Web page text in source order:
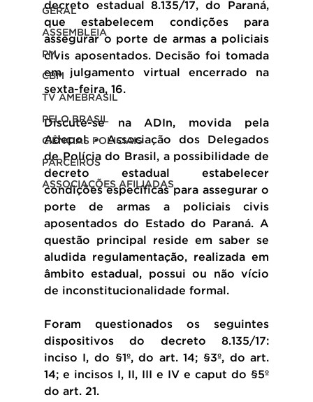
GERAL
ASSEMBLEIA
PM
CBM
TV AMEBRASIL
PELO BRASIL
CIÊNCIAS POLICIAIS
PARCEIROS
ASSOCIAÇÕES AFILIADAS
decreto estadual 8.135/17, do Paraná,
que estabelecem condições para
assegurar o porte de armas a policiais
civis aposentados. Decisão foi tomada
em julgamento virtual encerrado na
sexta-feira, 16.
Discute-se na ADIn, movida pela
Adepol - Associação dos Delegados
de Polícia do Brasil, a possibilidade de
decreto estadual estabelecer
condições específicas para assegurar o
porte de armas a policiais civis
aposentados do Estado do Paraná. A
questão principal reside em saber se
aludida regulamentação, realizada em
âmbito estadual, possui ou não vício
de inconstitucionalidade formal.
Foram questionados os seguintes
dispositivos do decreto 8.135/17:
inciso I, do §1º, do art. 14; §3º, do art.
14; e incisos I, II, III e IV e caput do §5º
do art. 21.